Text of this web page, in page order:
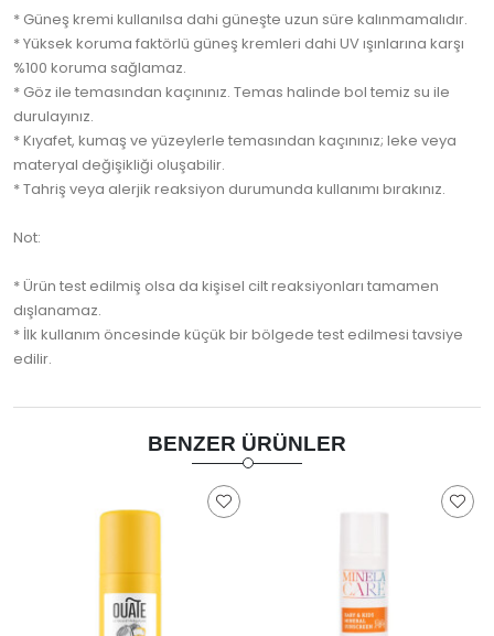
* Güneş kremi kullanılsa dahi güneşte uzun süre kalınmamalıdır.
* Yüksek koruma faktörlü güneş kremleri dahi UV ışınlarına karşı
%100 koruma sağlamaz.
* Göz ile temasından kaçınınız. Temas halinde bol temiz su ile
durulayınız.
* Kıyafet, kumaş ve yüzeylerle temasından kaçınınız; leke veya
materyal değişikliği oluşabilir.
* Tahriş veya alerjik reaksiyon durumunda kullanımı bırakınız.
Not:
* Ürün test edilmiş olsa da kişisel cilt reaksiyonları tamamen
dışlanamaz.
* İlk kullanım öncesinde küçük bir bölgede test edilmesi tavsiye
edilir.
BENZER ÜRÜNLER